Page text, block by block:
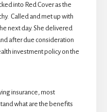
into Red Cover as the
Called and met up with
next day. She delivered
after due consideration
investment policy on the
insurance, most
what are the benefits